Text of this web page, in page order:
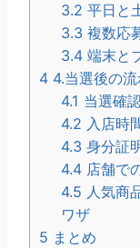
3.2 平日と
3.3 複数応
3.4 端末と
4 4.当選後の
4.1 当選確
4.2 入店時
4.3 身分証
4.4 店舗で
4.5 人気商
ワザ
5 まとめ